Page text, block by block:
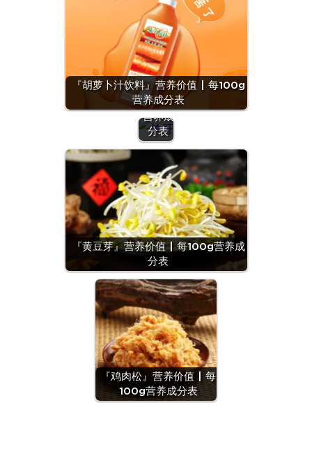
『胡萝卜汁饮料』营养价值 | 每100g
营养成分表
『羊
肝』营
养价值
| 每
100g
营养成
分表
『黄豆芽』营养价值 | 每100g营养成
分表
『鸡肉松』营养价值 | 每
100g营养成分表